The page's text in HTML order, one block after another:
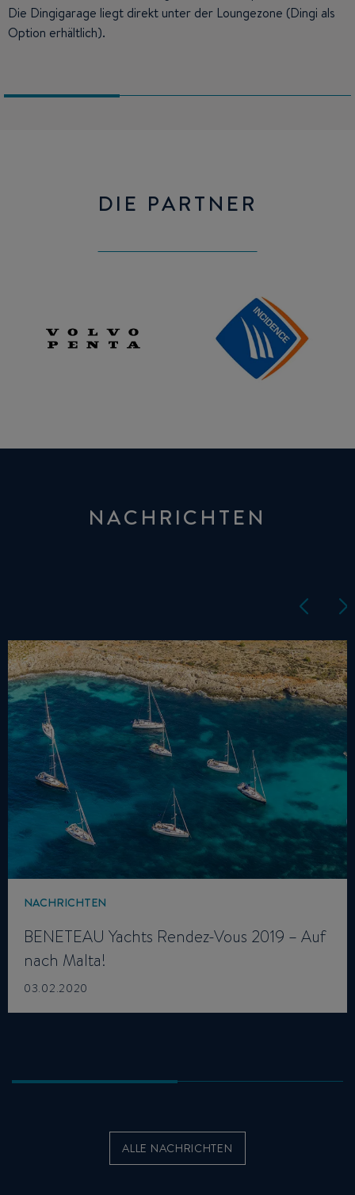
Die Dingigarage liegt direkt unter der Loungezone (Dingi als
Option erhältlich).
Holztisch sowie einklappbarer Mittelbank. Großer Pult-
Kartentisch mit bequemen Sitz.
Kartentisch mit bequemen Sitz.
DIE PARTNER
NACHRICHTEN
NACHRICHTEN
BENETEAU Yachts Rendez-Vous 2019 – Auf
nach Malta!
03.02.2020
ALLE NACHRICHTEN